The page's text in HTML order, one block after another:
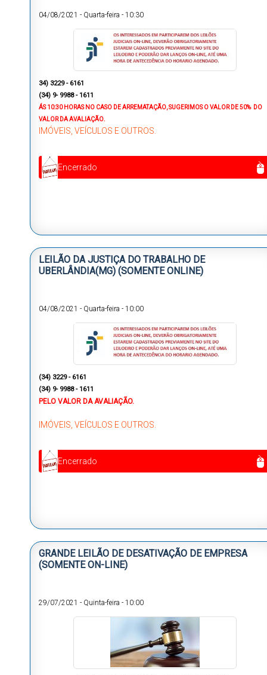
04/08/2021 - Quarta-feira - 10:30
34) 3229 - 6161
(34) 9- 9988 - 1611
ÁS 10:30 HORAS NO CASO DE ARREMATAÇÃO, SUGERIMOS O VALOR DE 50% DO
VALOR DA AVALIAÇÃO.
IMÓVEIS, VEÍCULOS E OUTROS.
Encerrado
LEILÃO DA JUSTIÇA DO TRABALHO DE
UBERLÂNDIA(MG) (SOMENTE ONLINE)
04/08/2021 - Quarta-feira - 10:00
(34) 3229 - 6161
(34) 9- 9988 - 1611
PELO VALOR DA AVALIAÇÃO.
IMÓVEIS, VEÍCULOS E OUTROS.
Encerrado
GRANDE LEILÃO DE DESATIVAÇÃO DE EMPRESA
(SOMENTE ON-LINE)
29/07/2021 - Quinta-feira - 10:00